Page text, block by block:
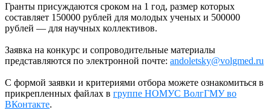
Гранты присуждаются сроком на 1 год, размер которых
составляет 150000 рублей для молодых ученых и 500000
рублей — для научных коллективов.
Заявка на конкурс и сопроводительные материалы
представляются по электронной почте: andoletsky@volgmed.ru
С формой заявки и критериями отбора можете ознакомиться в
прикрепленных файлах в группе НОМУС ВолгГМУ во
ВКонтакте.